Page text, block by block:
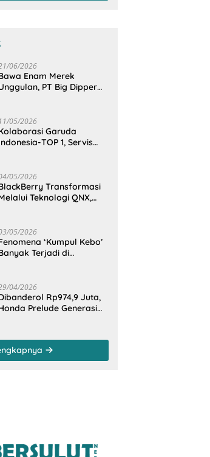
06/2026
Enam Merek
PT Big Dipper
Pasar di Sulawesi Utara
11/05/2026
Garuda
TOP 1, Servis
05/2026
Transformasi
Teknologi QNX,
05/2026
‘Kumpul Kebo’
Terjadi di
di Kota Manado
04/2026
Rp974,9 Juta,
Prelude Generasi